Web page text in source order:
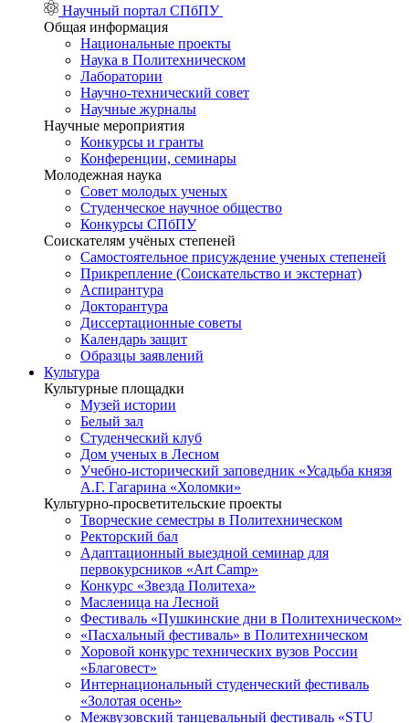
Научный портал СПбПУ
Общая информация
Национальные проекты
Наука в Политехническом
Лаборатории
Научно-технический совет
Научные журналы
Научные мероприятия
Конкурсы и гранты
Конференции, семинары
Молодежная наука
Совет молодых ученых
Студенческое научное общество
Конкурсы СПбПУ
Соискателям учёных степеней
Самостоятельное присуждение ученых степеней
Прикрепление (Соискательство и экстернат)
Аспирантура
Докторантура
Диссертационные советы
Календарь защит
Образцы заявлений
Культура
Культурные площадки
Музей истории
Белый зал
Студенческий клуб
Дом ученых в Лесном
Учебно-исторический заповедник «Усадьба князя
А.Г. Гагарина «Холомки»
Культурно-просветительские проекты
Творческие семестры в Политехническом
Ректорский бал
Адаптационный выездной семинар для
первокурсников «Art Camp»
Конкурс «Звезда Политеха»
Масленица на Лесной
Фестиваль «Пушкинские дни в Политехническом»
«Пасхальный фестиваль» в Политехническом
Хоровой конкурс технических вузов России
«Благовест»
Интернациональный студенческий фестиваль
«Золотая осень»
Межвузовский танцевальный фестиваль «STU